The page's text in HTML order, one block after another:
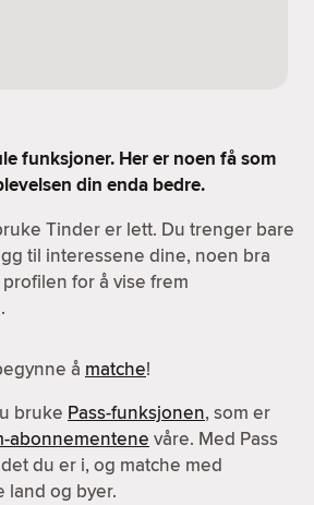
funksjoner. Her er noen få som
din enda bedre.
Tinder er lett. Du trenger bare
til interessene dine, noen bra
for å vise frem
å matche!
bruke Pass-funksjonen, som er
abonnementene våre. Med Pass
du er i, og matche med
land og byer.